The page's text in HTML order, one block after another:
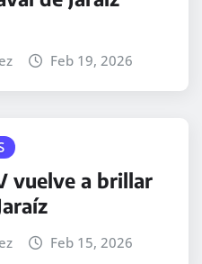
Feb 19, 2026
vuelve a brillar
Feb 15, 2026